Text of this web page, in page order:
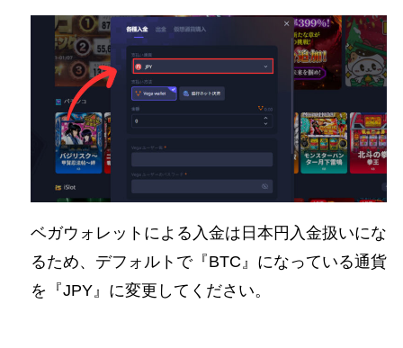
ベガウォレットによる入金は日本円入金扱いにな
るため、デフォルトで『BTC』になっている通貨
を『JPY』に変更してください。